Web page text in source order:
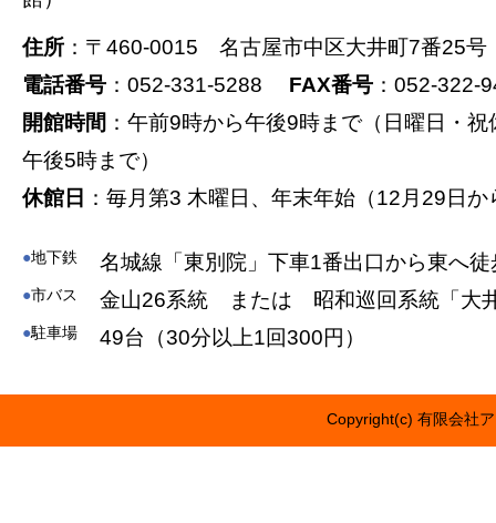
住所 ：〒460-0015 名古屋市中区大井町7番25号
電話番号 ：052-331-5288 FAX番号 ：052-322-
開館時間 ：午前9時から午後9時まで（日曜日・
午後5時まで）
休館日 ：毎月第3 木曜日、年末年始（12月29日
●地下鉄 名城線「東別院」下車1番出口から東へ徒
●市バス 金山26系統 または 昭和巡回系統「大
●駐車場 49台（30分以上1回300円）
Copyright(c) 有限会社